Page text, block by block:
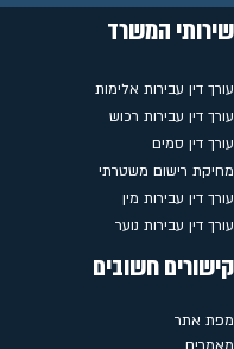
שירותי המשרד
עורך דין עבירות אלימות
עורך דין עבירות רכוש
עורך דין סמים
מחיקת רישום משטרתי
עורך דין עבירות מין
עורך דין עבירות נוער
קישורים חשובים
מפת אתר
מאמרים